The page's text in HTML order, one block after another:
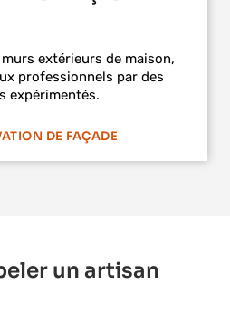
extérieurs de maison,
professionnels par des
expérimentés.
DE FAÇADE
un artisan